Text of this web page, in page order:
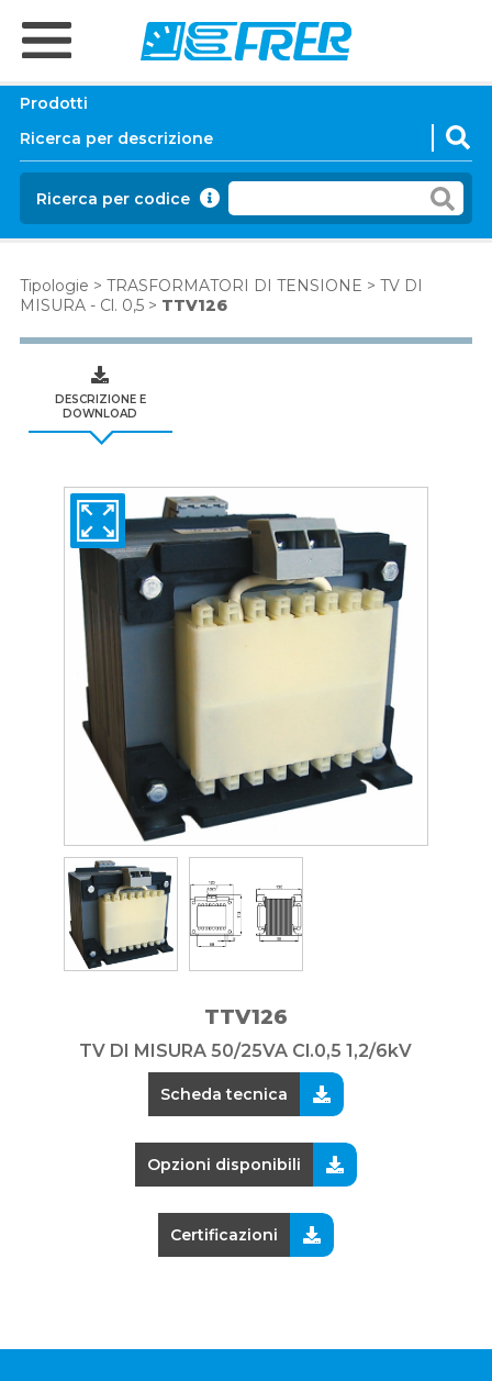
Prodotti
Ricerca per codice
Tipologie > TRASFORMATORI DI TENSIONE > TV DI
MISURA - Cl. 0,5> TTV126
DESCRIZIONE E
DOWNLOAD
TTV126
TV DI MISURA 50/25VA Cl.0,5 1,2/6kV
Scheda tecnica
Opzioni disponibili
Certificazioni